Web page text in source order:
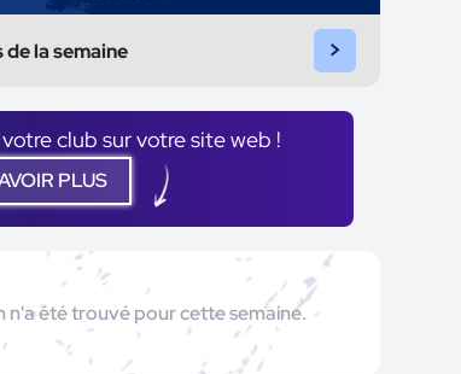
de la semaine >
club sur votre site web !
PLUS
n'a été trouvé pour cette semaine.